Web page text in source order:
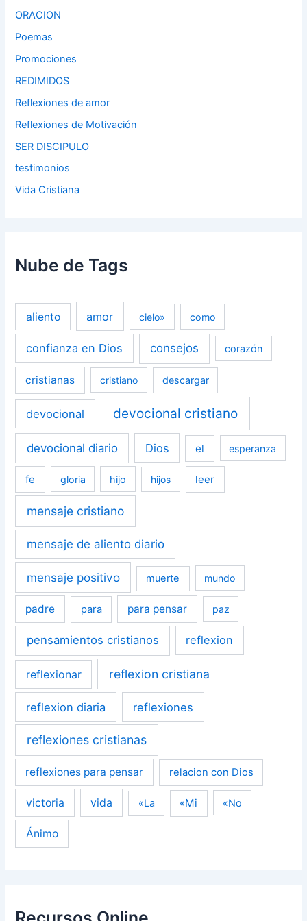
ORACION
Poemas
Promociones
REDIMIDOS
Reflexiones de amor
Reflexiones de Motivación
SER DISCIPULO
testimonios
Vida Cristiana
Nube de Tags
aliento amor cielo» como
confianza en Dios consejos corazón
cristianas cristiano descargar
devocional devocional cristiano
devocional diario Dios el esperanza
fe gloria hijo hijos leer
mensaje cristiano
mensaje de aliento diario
mensaje positivo muerte mundo
padre para para pensar paz
pensamientos cristianos reflexion
reflexionar reflexion cristiana
reflexion diaria reflexiones
reflexiones cristianas
reflexiones para pensar relacion con Dios
victoria vida «La «Mi «No
Ánimo